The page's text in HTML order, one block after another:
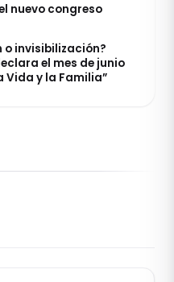
nuevo congreso
o invisibilización?
el mes de junio
Vida y la Familia”